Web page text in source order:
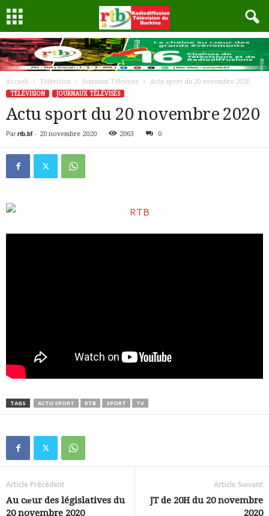
Accueil Télévision Journaux Télévisés
Actu sport du 20 novembre 2020
TÉLÉVISION
JOURNAUX TÉLÉVISÉS
Actu sport du 20 novembre 2020
Par rtb.bf- 20 novembre 2020 2063 0
TAGS ACTU SPORT RTB SPORT TV
Article Précédent
Au cœur des législatives du
20 novembre 2020
Article Suivant
JT de 20H du 20 novembre
2020